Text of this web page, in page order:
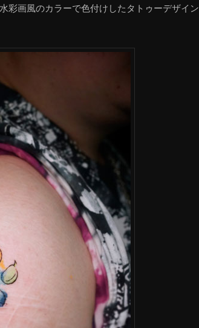
彩画風のカラーで色付けしたタトゥーデザイン